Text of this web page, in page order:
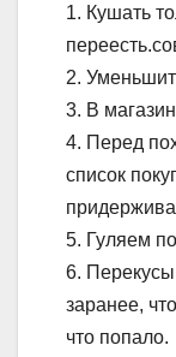
1. Кушать
2.
3. В
4. Перед
список
5. Гуляем
6.
заранее,
что попало.